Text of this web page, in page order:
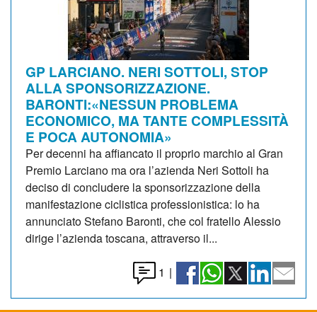
GP LARCIANO. NERI SOTTOLI, STOP
ALLA SPONSORIZZAZIONE.
BARONTI:«NESSUN PROBLEMA
ECONOMICO, MA TANTE COMPLESSITÀ
E POCA AUTONOMIA»
Per decenni ha affiancato il proprio marchio al Gran
Premio Larciano ma ora l’azienda Neri Sottoli ha
deciso di concludere la sponsorizzazione della
manifestazione ciclistica professionistica: lo ha
annunciato Stefano Baronti, che col fratello Alessio
dirige l’azienda toscana, attraverso il...
1 |